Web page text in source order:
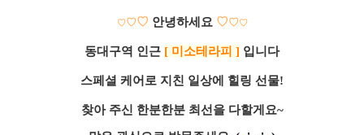
♡♡♡ 안녕하세요 ♡♡♡
동대구역 인근 [ 미소테라피 ] 입니다
스페셜 케어로 지친 일상에 힐링 선물!
찾아 주신 한분한분 최선을 다할게요~